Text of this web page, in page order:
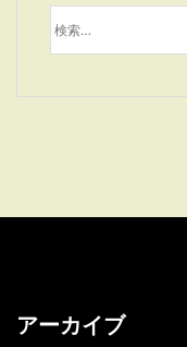
検
索:
アーカイブ